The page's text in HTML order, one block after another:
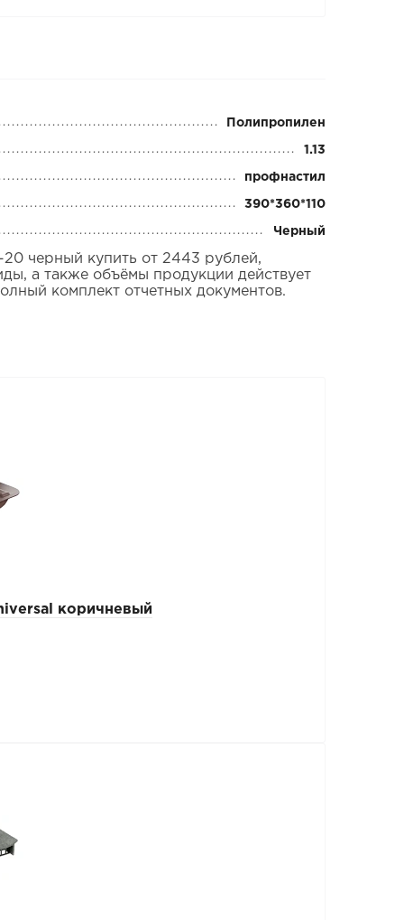
Полипропилен
1.13
профнастил
390*360*110
Черный
черный купить от 2443 рублей,
а также объёмы продукции действует
комплект отчетных документов.
коричневый